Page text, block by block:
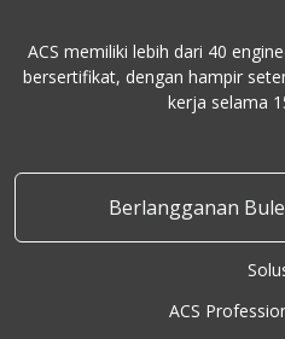
ACS memiliki lebih dari 40
bersertifikat, dengan hampir
kerja selama
Berlangganan
ACS